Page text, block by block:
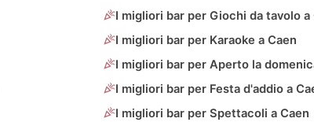
I migliori bar per Giochi da tavolo a
I migliori bar per Karaoke a Caen
I migliori bar per Aperto la
I migliori bar per Festa d'addio a
I migliori bar per Spettacoli a Caen